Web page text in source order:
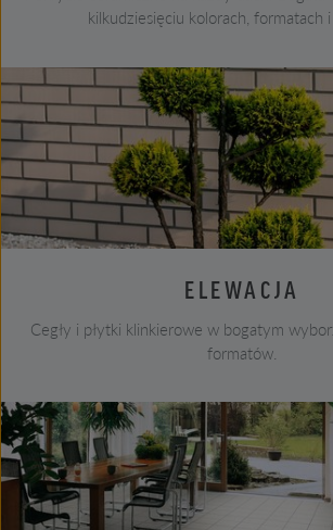
kilkudziesięciu kolorach, formatach i
ELEWACJA
Cegły i płytki klinkierowe w bogatym
formatów.